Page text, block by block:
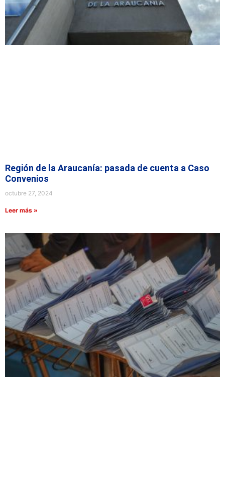
Región de la Araucanía: pasada de cuenta a Caso
Convenios
octubre 27, 2024
Leer más »